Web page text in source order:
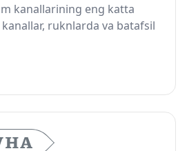
kanallarining eng katta
ruknlarda va batafsil